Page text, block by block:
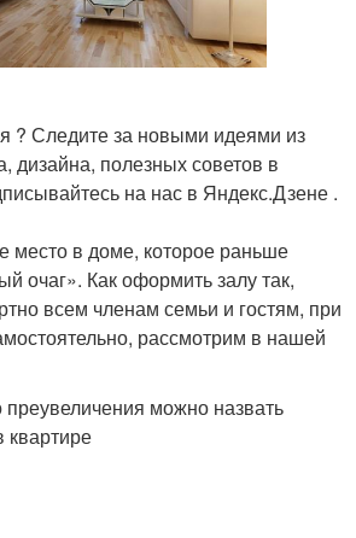
? Следите за новыми идеями из
дизайна, полезных советов в
на нас в Яндекс.Дзене .
место в доме, которое раньше
очаг». Как оформить залу так,
всем членам семьи и гостям, при
рассмотрим в нашей
можно назвать
квартире